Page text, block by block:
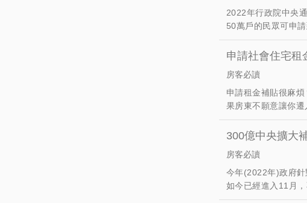
2022年行政院中央
50萬戶的民眾可申
申請社會住宅租
房客必讀
申請租金補貼很麻
果房東不願意讓你遷
300億中央擴大
房客必讀
今年(2022年)政府針
如今已經進入11月